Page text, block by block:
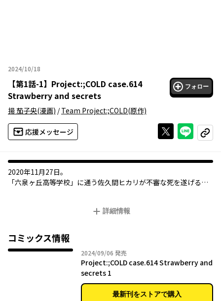
2024/10/18
2024年10月18日
【第1話-1】 Project:;COLD case.614
Strawberry and secrets
フォロー
揚 茄子央(漫画) /Team Project:;COLD(原作)
応援メッセージ Xで投稿する
ライン
コピー
2020年11月27日。
「六泉ヶ丘高等学校」に通う佐久間ヒカリが不審な死を遂げる。
き明かそうとするが、それは彼女たちが以前プレイした13日周期
Gの「血の人形事件」と酷似しており――。
現実（リアル）と仮想（バーチャル）が交錯する日常侵食型ARゲ
ームが遂にコミカライズ!!
詳細情報
コミックス情報
2024/09/06 2024年09月06日
発売
Project:;COLD case.614 Strawberry and
secrets 1
最新刊をストアで購入